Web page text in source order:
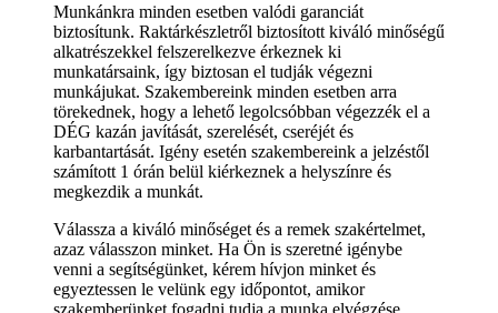
Munkánkra minden esetben valódi garanciát
biztosítunk. Raktárkészletről biztosított kiváló minőségű
alkatrészekkel felszerelkezve érkeznek ki
munkatársaink, így biztosan el tudják végezni
munkájukat. Szakembereink minden esetben arra
törekednek, hogy a lehető legolcsóbban végezzék el a
DÉG kazán javítását, szerelését, cseréjét és
karbantartását. Igény esetén szakembereink a jelzéstől
számított 1 órán belül kiérkeznek a helyszínre és
megkezdik a munkát.
Válassza a kiváló minőséget és a remek szakértelmet,
azaz válasszon minket. Ha Ön is szeretné igénybe
venni a segítségünket, kérem hívjon minket és
egyeztessen le velünk egy időpontot, amikor
szakemberünket fogadni tudja a munka elvégzése